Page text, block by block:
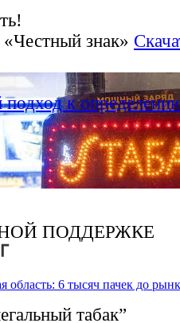
знак»
к
ПОДДЕРЖКЕ
область: 6 тысяч пачек до
табак”